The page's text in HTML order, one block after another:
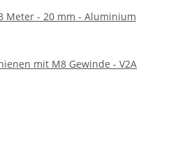
Meter - 20 mm - Aluminium